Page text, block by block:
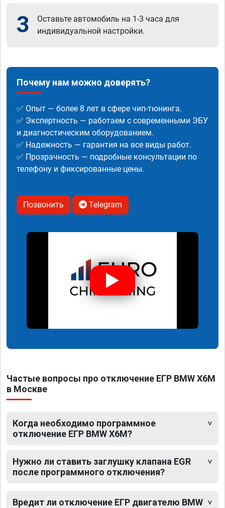
3
Оставьте автомобиль на 1-3 часа для
индивидуальной настройки.
Почему нам можно доверять?
✅ Опыт — более 8 лет в сфере чип-тюнинга.
✅ Экспертность — работаем с современными ЭБУ
и диагностическим оборудованием.
✅ Надежность — гарантия на все виды работ.
✅ Прозрачность — подробные консультации по
телефону и фиксированные цены.
Позвонить Telegram
Частые вопросы про отключение ЕГР BMW X6M
в Москве
Когда необходимо программное
отключение ЕГР BMW X6M?
Нужно ли ставить заглушку клапана EGR
после программного отключения?
Вредит ли отключение ЕГР двигателю BMW